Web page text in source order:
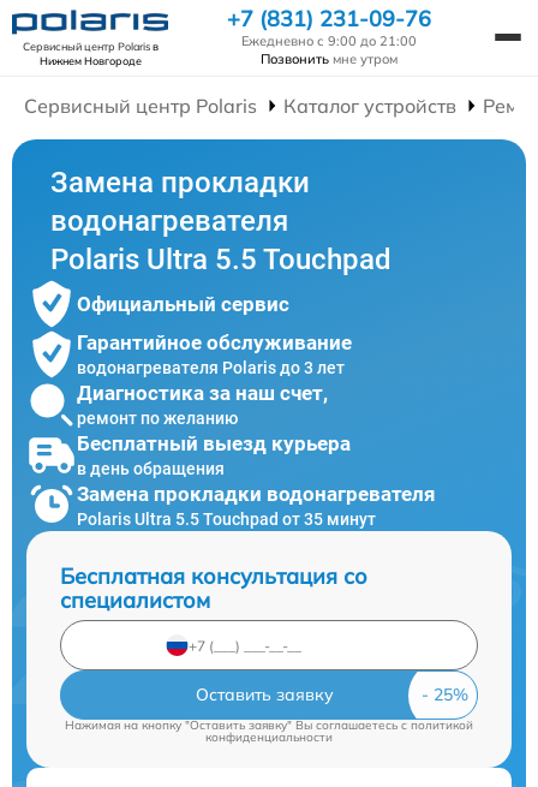
Сервисный центр Polarisв
Нижнем Новгороде
+7 (831) 231-09-76
Ежедневно с 9:00 до 21:00
Позвонить мне утром
Сервисный центр Polaris Каталог устройств
Замена прокладки
водонагревателя
Polaris Ultra 5.5 Touchpad
Официальный сервис
Гарантийное обслуживание
водонагревателя Polaris до 3 лет
Диагностика за наш счет,
ремонт по желанию
Бесплатный выезд курьера
в день обращения
Замена прокладки водонагревателя
Polaris Ultra 5.5 Touchpad от 35 минут
Бесплатная консультация со
специалистом
Оставить заявку
Нажимая на кнопку "Оставить заявку" Вы соглашаетесь cполитикой
конфиденциальности